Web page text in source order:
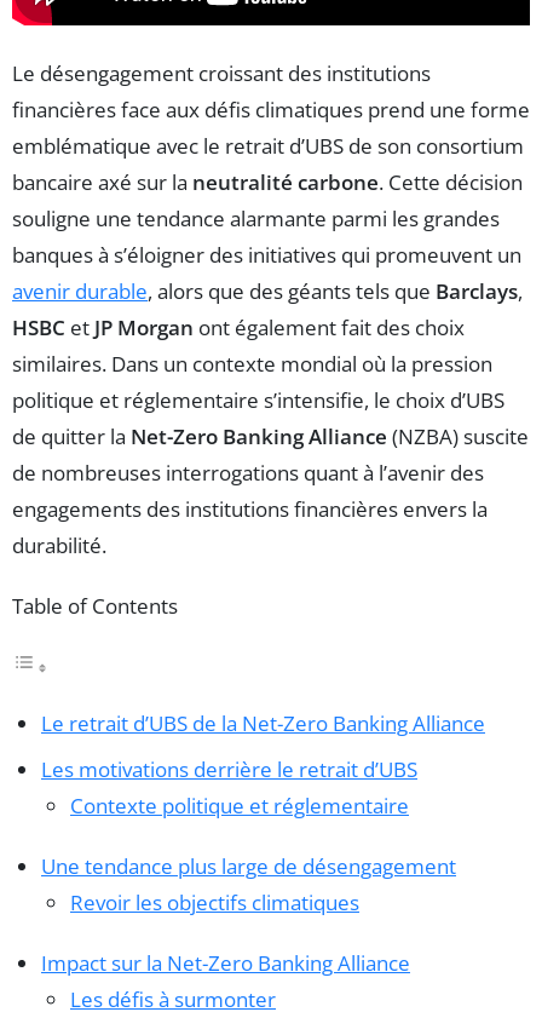
Le désengagement croissant des institutions
financières face aux défis climatiques prend une forme
emblématique avec le retrait d’UBS de son consortium
bancaire axé sur la neutralité carbone. Cette décision
souligne une tendance alarmante parmi les grandes
banques à s’éloigner des initiatives qui promeuvent un
avenir durable, alors que des géants tels que Barclays,
HSBC et JP Morgan ont également fait des choix
similaires. Dans un contexte mondial où la pression
politique et réglementaire s’intensifie, le choix d’UBS
de quitter la Net-Zero Banking Alliance (NZBA) suscite
de nombreuses interrogations quant à l’avenir des
engagements des institutions financières envers la
durabilité.
Table of Contents
Le retrait d’UBS de la Net-Zero Banking Alliance
Les motivations derrière le retrait d’UBS
Contexte politique et réglementaire
Une tendance plus large de désengagement
Revoir les objectifs climatiques
Impact sur la Net-Zero Banking Alliance
Les défis à surmonter